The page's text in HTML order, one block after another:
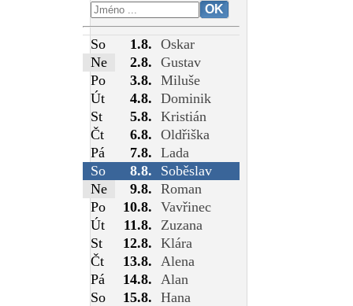
So 1.8. Oskar
Ne
2.8. Gustav
Po
3.8. Miluše
Út
4.8. Dominik
St
5.8. Kristián
Čt
6.8. Oldřiška
Pá
7.8. Lada
So
8.8.
Soběslav
Ne
9.8. Roman
Po
10.8. Vavřinec
Út
11.8.
Zuzana
St
12.8. Klára
Čt
13.8.
Alena
Pá
14.8.
Alan
So
15.8. Hana